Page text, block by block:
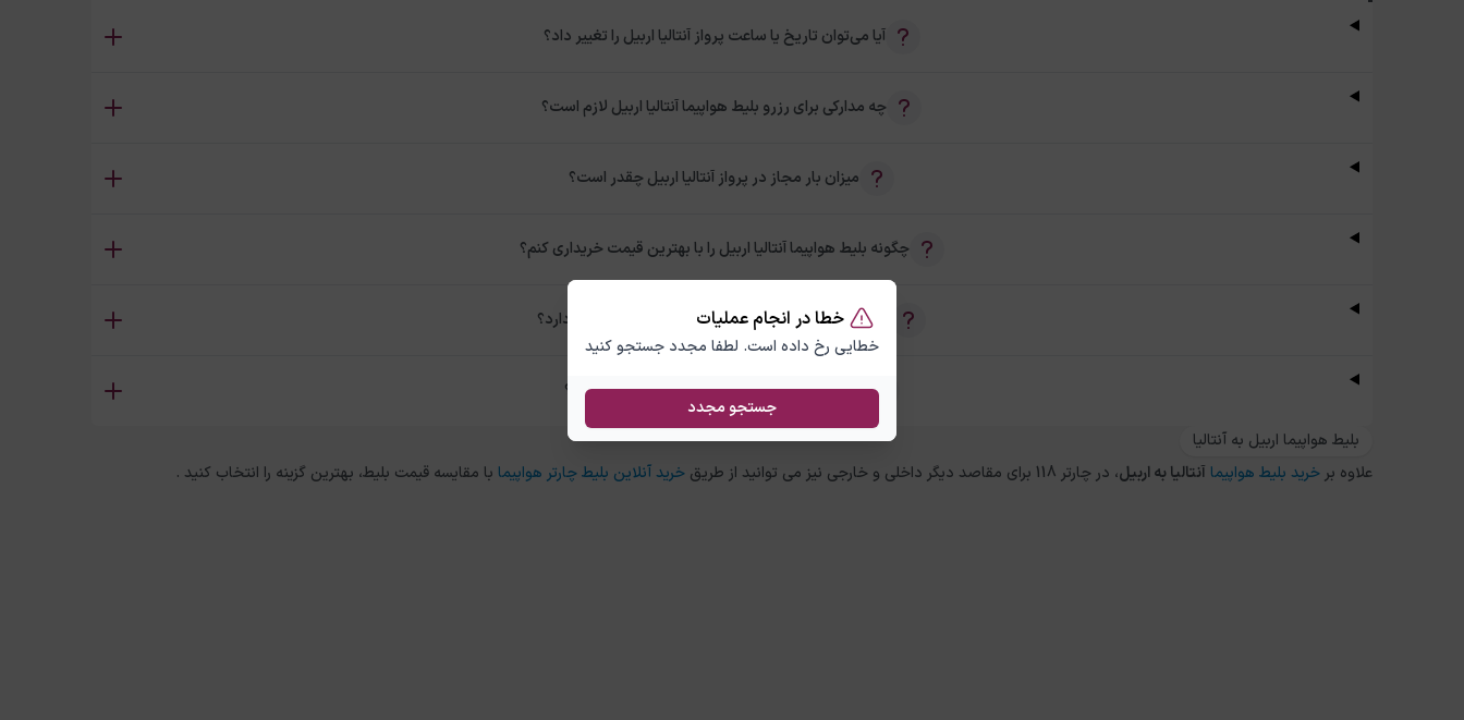
خطا در انجام عملیات
خطایی رخ داده است. لطفا مجدد جستجو کنید
جستجو مجدد
آیا می‌توان تاریخ یا ساعت پرواز آنتالیا اربیل را تغییر داد؟
چه مدارکی برای رزرو بلیط هواپیما آنتالیا اربیل لازم است؟
میزان بار مجاز در پرواز آنتالیا اربیل چقدر است؟
چگونه بلیط هواپیما آنتالیا اربیل را با بهترین قیمت خریداری کنم؟
آیا امکان خرید بلیط رفت و برگشت آنتالیا اربیل وجود دارد؟
تفاوت بلیط چارتر و سیستمی آنتالیا اربیل چیست؟
بلیط هواپیما اربیل به آنتالیا
علاوه بر خرید بلیط هواپیما آنتالیابهاربیل، در چارتر 118 برای مقاصد دیگر داخلی و خارجی نیز می توانید از طریق خرید آنلاین بلیط چارتر هواپیما با مقایسه قیمت بلیط، بهترین گزینه را انتخاب کنید .